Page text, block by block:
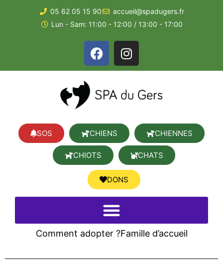
05 62 05 15 90
accueil@spadugers.fr
Lun - Sam: 11:00 - 12:00 / 13:00 - 17:00
SOS CHIENS CHIENNES
CHIOTS CHATS
DONS
Comment adopter ?Famille d’accueil